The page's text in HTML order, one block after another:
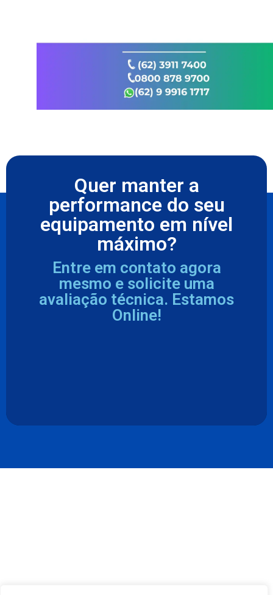
Quer manter a
performance do seu
equipamento em nível
máximo?
Entre em contato agora
mesmo e solicite uma
avaliação técnica. Estamos
Online!